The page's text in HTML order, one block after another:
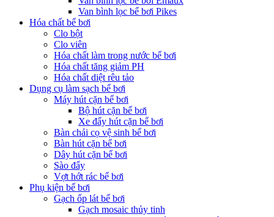
Van bình lọc bể bơi Pikes
Hóa chất bể bơi
Clo bột
Clo viên
Hóa chất làm trong nước bể bơi
Hóa chất tăng giảm PH
Hóa chất diệt rêu tảo
Dụng cụ làm sạch bể bơi
Máy hút cặn bể bơi
Bộ hút cặn bể bơi
Xe đẩy hút cặn bể bơi
Bàn chải cọ vệ sinh bể bơi
Bàn hút cặn bể bơi
Dây hút cặn bể bơi
Sào đẩy
Vợt hớt rác bể bơi
Phụ kiện bể bơi
Gạch ốp lát bể bơi
Gạch mosaic thủy tinh